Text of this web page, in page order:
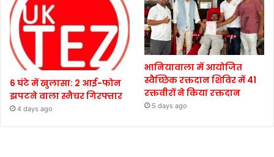
6 घंटे में खुलासा: 2 आई-फोन
झपटने वाला स्नैचर गिरफ्तार
4 days ago
भानियावाला में आयोजित
स्वैच्छिक रक्तदान शिविर में 41
रक्तवीरों ने किया रक्तदान
5 days ago